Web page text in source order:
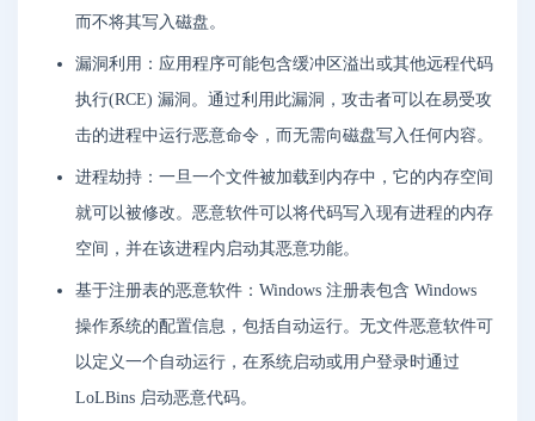
而不将其写入磁盘。
漏洞利用：应用程序可能包含缓冲区溢出或其他远程代码
执行(RCE) 漏洞。通过利用此漏洞，攻击者可以在易受攻
击的进程中运行恶意命令，而无需向磁盘写入任何内容。
进程劫持：一旦一个文件被加载到内存中，它的内存空间
就可以被修改。恶意软件可以将代码写入现有进程的内存
空间，并在该进程内启动其恶意功能。
基于注册表的恶意软件：Windows 注册表包含 Windows
操作系统的配置信息，包括自动运行。无文件恶意软件可
以定义一个自动运行，在系统启动或用户登录时通过
LoLBins 启动恶意代码。